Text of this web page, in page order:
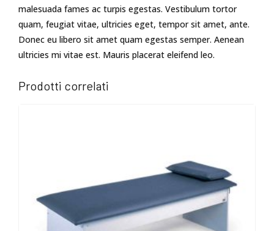
malesuada fames ac turpis egestas. Vestibulum tortor
quam, feugiat vitae, ultricies eget, tempor sit amet, ante.
Donec eu libero sit amet quam egestas semper. Aenean
ultricies mi vitae est. Mauris placerat eleifend leo.
Prodotti correlati